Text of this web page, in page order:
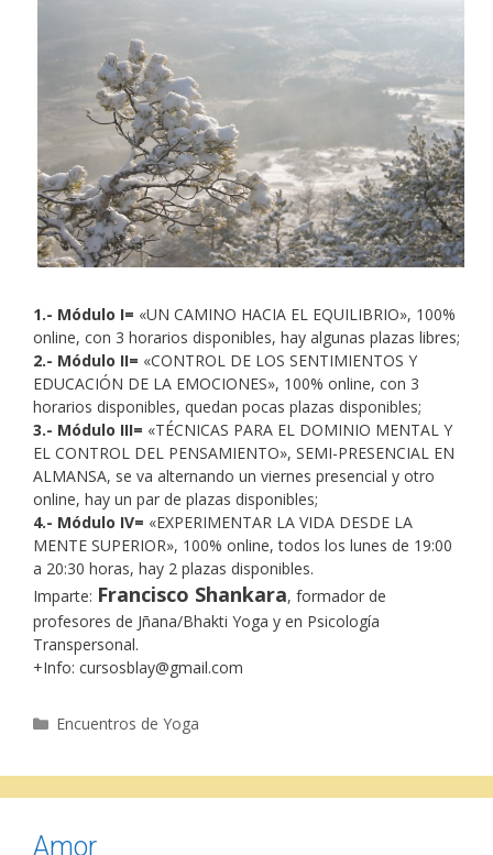
1.- Módulo I= «UN CAMINO HACIA EL EQUILIBRIO», 100%
online, con 3 horarios disponibles, hay algunas plazas libres;
2.- Módulo II= «CONTROL DE LOS SENTIMIENTOS Y
EDUCACIÓN DE LA EMOCIONES», 100% online, con 3
horarios disponibles, quedan pocas plazas disponibles;
3.- Módulo III= «TÉCNICAS PARA EL DOMINIO MENTAL Y
EL CONTROL DEL PENSAMIENTO», SEMI-PRESENCIAL EN
ALMANSA, se va alternando un viernes presencial y otro
online, hay un par de plazas disponibles;
4.- Módulo IV= «EXPERIMENTAR LA VIDA DESDE LA
MENTE SUPERIOR», 100% online, todos los lunes de 19:00
a 20:30 horas, hay 2 plazas disponibles.
Imparte: Francisco Shankara, formador de
profesores de Jñana/Bhakti Yoga y en Psicología
Transpersonal.
+Info: cursosblay@gmail.com
Categorías
Encuentros de Yoga
Amor